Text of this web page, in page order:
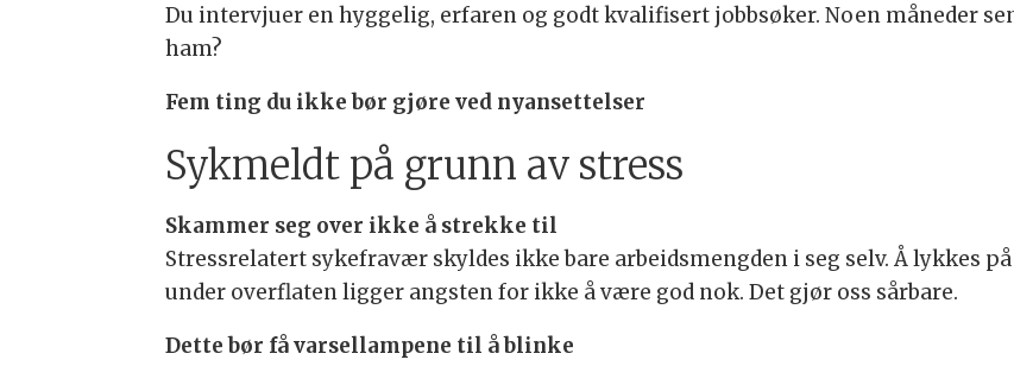
Du intervjuer en hyggelig, erfaren og godt kvalifisert jobbsøker. Noen måneder
ham?
Fem ting du ikke bør gjøre ved nyansettelser
Sykmeldt på grunn av stress
Skammer seg over ikke å strekke til
Stressrelatert sykefravær skyldes ikke bare arbeidsmengden i seg selv. Å lykkes
under overflaten ligger angsten for ikke å være god nok. Det gjør oss sårbare.
Dette bør få varsellampene til å blinke